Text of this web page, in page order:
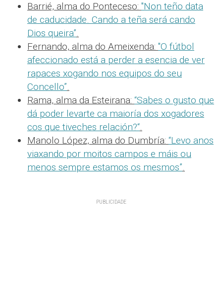
Barrié, alma do Ponteceso: "Non teño data
de caducidade. Cando a teña será cando
Dios queira”.
Fernando, alma do Ameixenda: "O fútbol
afeccionado está a perder a esencia de ver
rapaces xogando nos equipos do seu
Concello”.
Rama, alma da Esteirana: “Sabes o gusto que
dá poder levarte ca maioría dos xogadores
cos que tiveches relación?“.
Manolo López, alma do Dumbría: “Levo anos
viaxando por moitos campos e máis ou
menos sempre estamos os mesmos”.